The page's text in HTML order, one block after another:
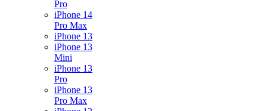
Pro
iPhone 14
Pro Max
iPhone 13
iPhone 13
Mini
iPhone 13
Pro
iPhone 13
Pro Max